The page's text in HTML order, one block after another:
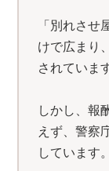
「別れさ
けで広まり
されています
しかし、報
えず、警察
しています。